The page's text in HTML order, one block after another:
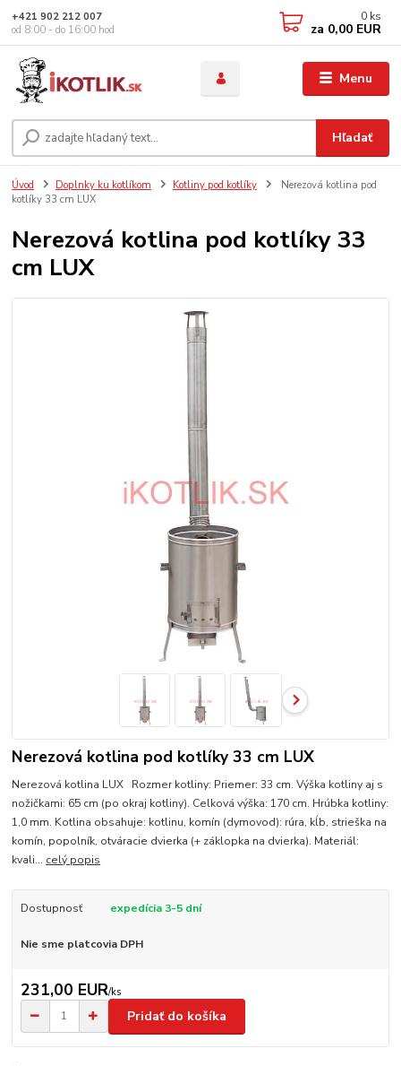
Menu
Hľadať
+421 902 212 007
od 8:00 - do 16:00 hod
0 ks
za 0,00 EUR
Úvod Doplnky ku kotlíkom Kotliny pod kotlíky
Nerezová kotlina pod
kotlíky 33 cm LUX
Nerezová kotlina pod kotlíky 33
cm LUX
Nerezová kotlina pod kotlíky 33 cm LUX
Nerezová kotlina LUX Rozmer kotliny: Priemer: 33 cm. Výška kotliny aj s
nožičkami: 65 cm (po okraj kotliny). Celková výška: 170 cm. Hrúbka kotliny:
1,0 mm. Kotlina obsahuje: kotlinu, komín (dymovod): rúra, kĺb, strieška na
komín, popolník, otváracie dvierka (+ záklopka na dvierka). Materiál:
kvali... celý popis
Dostupnosť expedícia 3-5 dní
Nie sme platcovia DPH
231,00 EUR/ks
Pridať do košíka